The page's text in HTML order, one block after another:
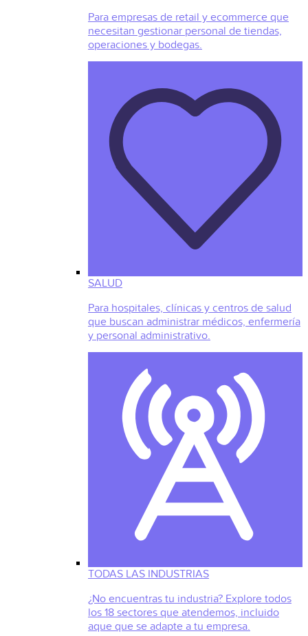
Para empresas de retail y ecommerce que
necesitan gestionar personal de tiendas,
operaciones y bodegas.
SALUD
Para hospitales, clínicas y centros de salud
que buscan administrar médicos, enfermería
y personal administrativo.
TODAS LAS INDUSTRIAS
¿No encuentras tu industria? Explore todos
los 18 sectores que atendemos, incluido
aque que se adapte a tu empresa.